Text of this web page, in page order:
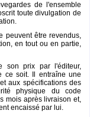
de l'ensemble
toute divulgation de
peuvent être revendus,
en tout ou en partie,
son prix par l'éditeur,
ce soit. Il entraîne une
aux spécifications des
physique du code
mois après livraison et,
encaissé par lui.